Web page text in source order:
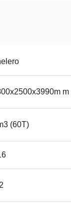
m
(60T)